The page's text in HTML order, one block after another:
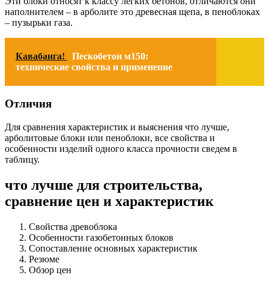
наполнителем – в арболите это древесная щепа, в пеноблоках
– пузырьки газа.
Кавабанга!
Пескобетон м150:
технические свойства и применение
Отличия
Для сравнения характеристик и выяснения что лучше,
арболитовые блоки или пеноблоки, все свойства и
особенности изделий одного класса прочности сведем в
таблицу.
что лучше для строительства,
сравнение цен и характеристик
Свойства древоблока
Особенности газобетонных блоков
Сопоставление основных характеристик
Резюме
Обзор цен